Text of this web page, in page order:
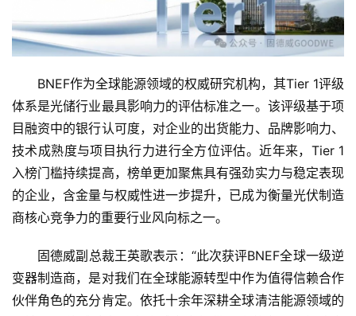
BNEF作为全球能源领域的权威研究机构，其Tier 1评级
体系是光储行业最具影响力的评估标准之一。该评级基于项
目融资中的银行认可度，对企业的出货能力、品牌影响力、
技术成熟度与项目执行力进行全方位评估。近年来，Tier 1
入榜门槛持续提高，榜单更加聚焦具有强劲实力与稳定表现
的企业，含金量与权威性进一步提升，已成为衡量光伏制造
商核心竞争力的重要行业风向标之一。
固德威副总裁王英歌表示：“此次获评BNEF全球一级逆
变器制造商，是对我们在全球能源转型中作为值得信赖合作
伙伴角色的充分肯定。依托十余年深耕全球清洁能源领域的